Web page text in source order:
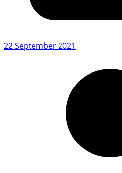
22 September 2021